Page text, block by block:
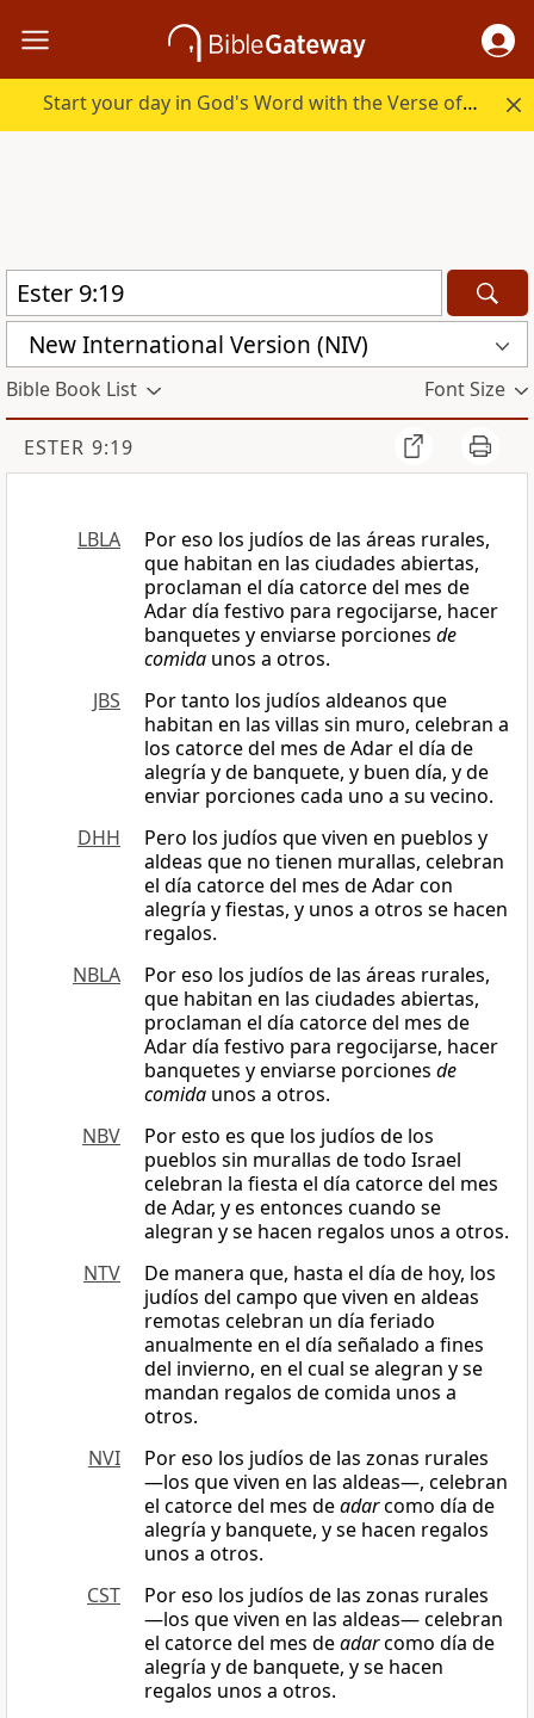
Start your day in God's Word with the Verse of the Day.
New International Version (NIV)
Bible Book List Font Size
ESTER 9:19
LBLA
Por eso los judíos de las áreas rurales,
que habitan en las ciudades abiertas,
proclaman el día catorce del mes de
Adar día festivo para regocijarse, hacer
banquetes y enviarse porciones de
comida unos a otros.
JBS
Por tanto los judíos aldeanos que
habitan en las villas sin muro, celebran a
los catorce del mes de Adar el día de
alegría y de banquete, y buen día, y de
enviar porciones cada uno a su vecino.
DHH
Pero los judíos que viven en pueblos y
aldeas que no tienen murallas, celebran
el día catorce del mes de Adar con
alegría y fiestas, y unos a otros se hacen
regalos.
NBLA
Por eso los judíos de las áreas rurales,
que habitan en las ciudades abiertas,
proclaman el día catorce del mes de
Adar día festivo para regocijarse, hacer
banquetes y enviarse porciones de
comida unos a otros.
NBV
Por esto es que los judíos de los
pueblos sin murallas de todo Israel
celebran la fiesta el día catorce del mes
de Adar, y es entonces cuando se
alegran y se hacen regalos unos a otros.
NTV
De manera que, hasta el día de hoy, los
judíos del campo que viven en aldeas
remotas celebran un día feriado
anualmente en el día señalado a fines
del invierno, en el cual se alegran y se
mandan regalos de comida unos a
otros.
NVI
Por eso los judíos de las zonas rurales
—los que viven en las aldeas—, celebran
el catorce del mes deadarcomo día de
alegría y banquete, y se hacen regalos
unos a otros.
CST
Por eso los judíos de las zonas rurales
—los que viven en las aldeas— celebran
el catorce del mes deadarcomo día de
alegría y de banquete, y se hacen
regalos unos a otros.